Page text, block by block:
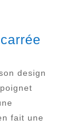
design
fait une